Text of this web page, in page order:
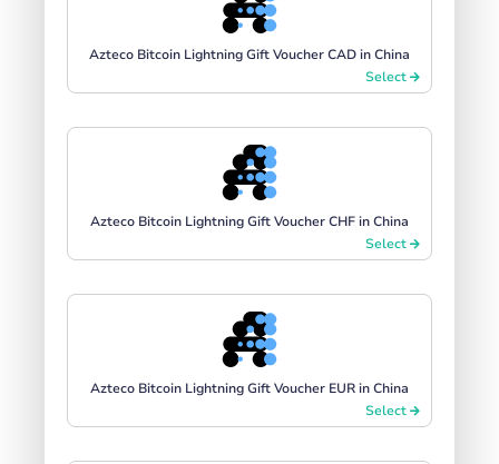
Azteco Bitcoin Lightning Gift Voucher CAD in China
Select
Azteco Bitcoin Lightning Gift Voucher CHF in China
Select
Azteco Bitcoin Lightning Gift Voucher EUR in China
Select